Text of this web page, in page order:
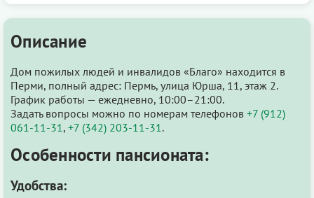
Описание
Дом пожилых людей и инвалидов «Благо» находится в
Перми, полный адрес: Пермь, улица Юрша, 11, этаж 2.
График работы — ежедневно, 10:00–21:00.
Задать вопросы можно по номерам телефонов +7 (912)
061-11-31 , +7 (342) 203-11-31 .
Особенности пансионата:
Удобства: